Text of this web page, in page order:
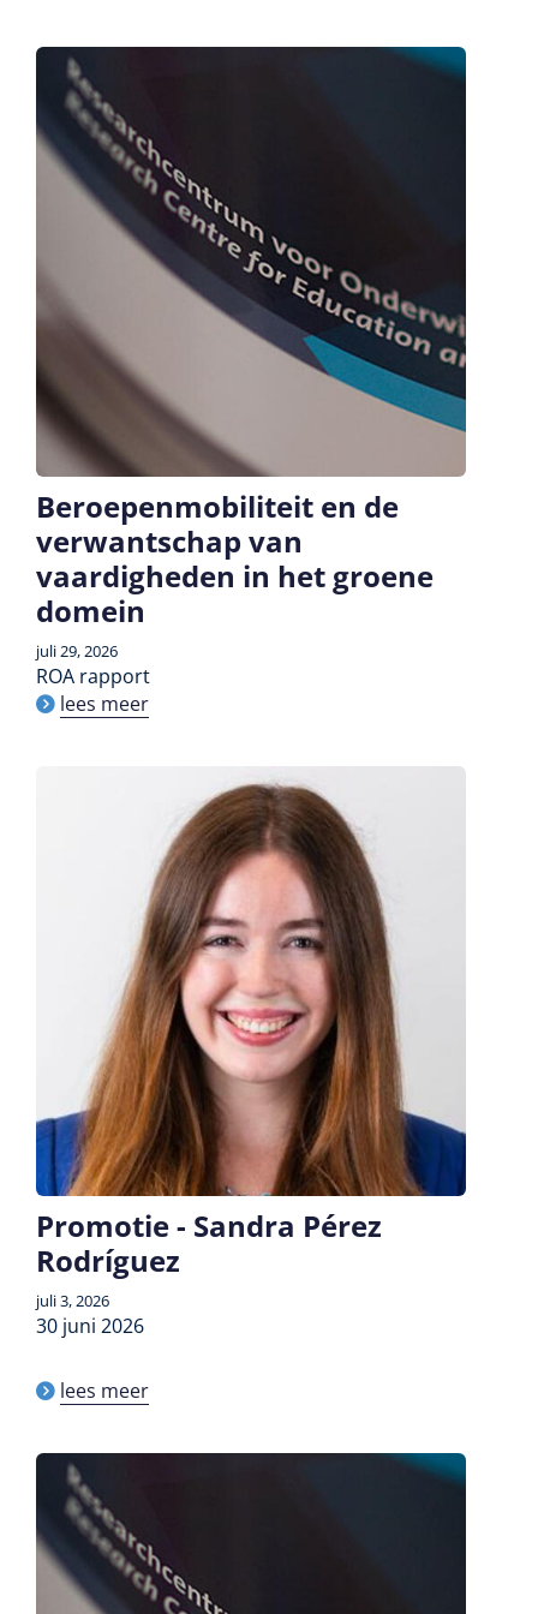
Beroepenmobiliteit en de
verwantschap van
vaardigheden in het groene
domein
juli 29, 2026
ROA rapport
lees meer
Promotie - Sandra Pérez
Rodríguez
juli 3, 2026
30 juni 2026
lees meer